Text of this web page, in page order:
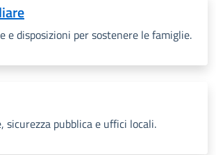
e disposizioni per sostenere le famiglie.
sicurezza pubblica e uffici locali.